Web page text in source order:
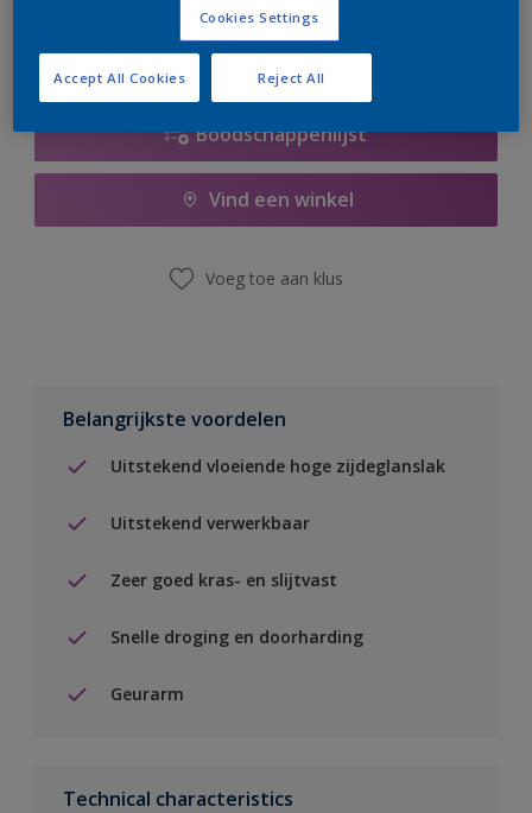
Boodschappenlijst
Vind een winkel
Voeg toe aan klus
Belangrijkste voordelen
Uitstekend vloeiende hoge zijdeglanslak
Uitstekend verwerkbaar
Zeer goed kras- en slijtvast
Snelle droging en doorharding
Geurarm
Technical characteristics
Cookies Settings
Reject All
Accept All Cookies